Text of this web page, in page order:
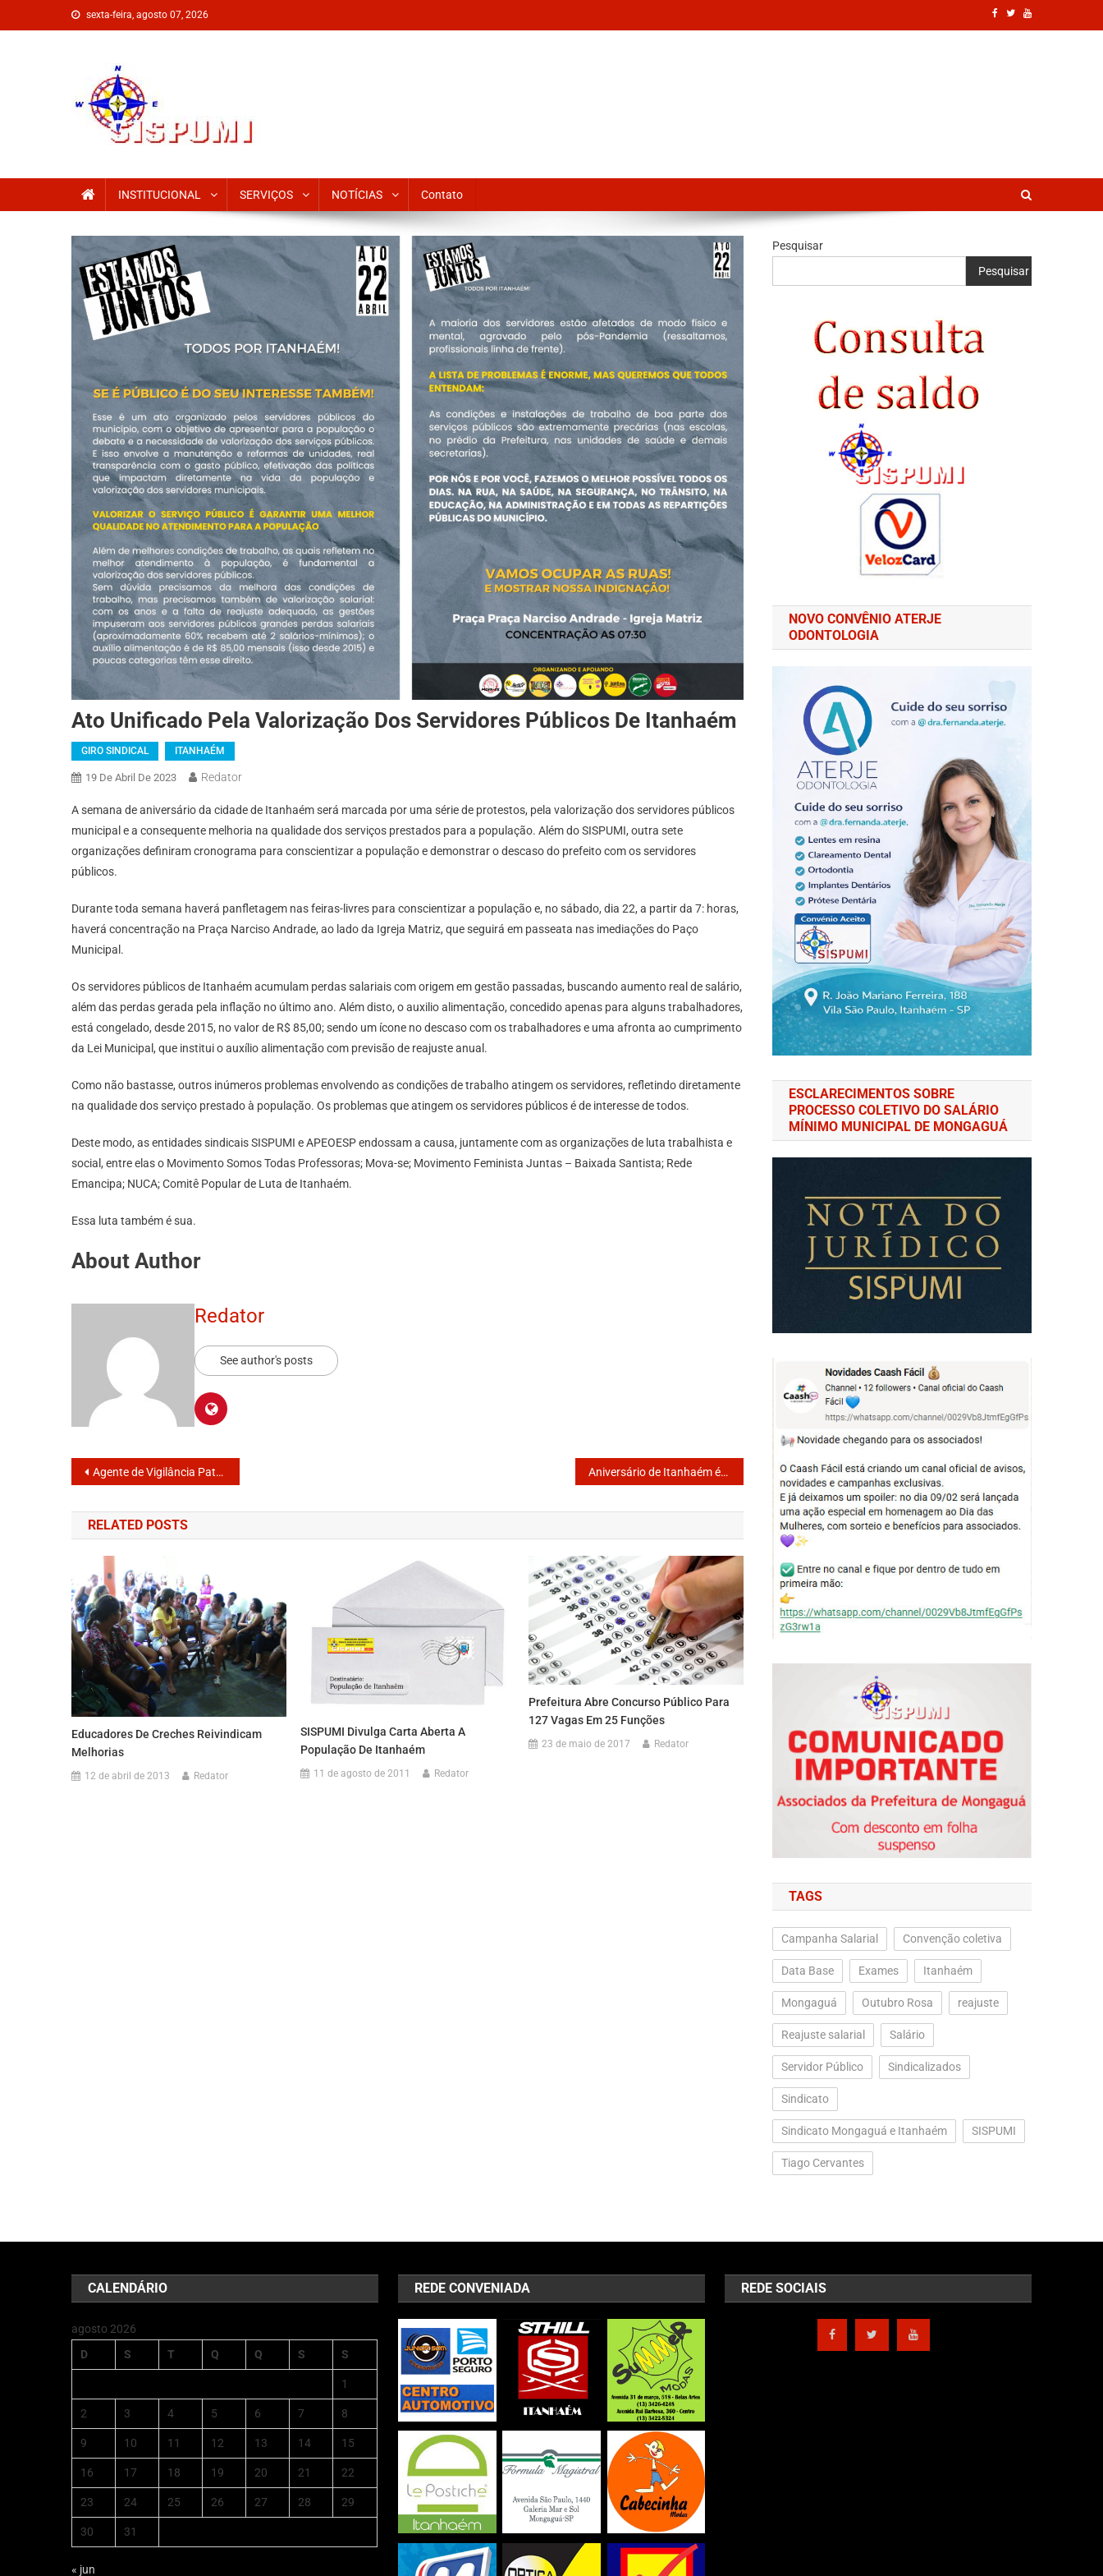
sexta-feira, agosto 07, 2026
INSTITUCIONAL SERVIÇOS NOTÍCIAS Contato
Ato Unificado Pela Valorização Dos Servidores Públicos De Itanhaém
GIRO SINDICAL ITANHAÉM
19 De Abril De 2023 Redator
A semana de aniversário da cidade de Itanhaém será marcada por uma série de protestos, pela valorização dos servidores públicos
municipal e a consequente melhoria na qualidade dos serviços prestados para a população. Além do SISPUMI, outra sete
organizações definiram cronograma para conscientizar a população e demonstrar o descaso do prefeito com os servidores
públicos.
Durante toda semana haverá panfletagem nas feiras-livres para conscientizar a população e, no sábado, dia 22, a partir da 7: horas,
haverá concentração na Praça Narciso Andrade, ao lado da Igreja Matriz, que seguirá em passeata nas imediações do Paço
Municipal.
Os servidores públicos de Itanhaém acumulam perdas salariais com origem em gestão passadas, buscando aumento real de salário,
além das perdas gerada pela inflação no último ano. Além disto, o auxilio alimentação, concedido apenas para alguns trabalhadores,
está congelado, desde 2015, no valor de R$ 85,00; sendo um ícone no descaso com os trabalhadores e uma afronta ao cumprimento
da Lei Municipal, que institui o auxílio alimentação com previsão de reajuste anual.
Como não bastasse, outros inúmeros problemas envolvendo as condições de trabalho atingem os servidores, refletindo diretamente
na qualidade dos serviço prestado à população. Os problemas que atingem os servidores públicos é de interesse de todos.
Deste modo, as entidades sindicais SISPUMI e APEOESP endossam a causa, juntamente com as organizações de luta trabalhista e
social, entre elas o Movimento Somos Todas Professoras; Mova-se; Movimento Feminista Juntas – Baixada Santista; Rede
Emancipa; NUCA; Comitê Popular de Luta de Itanhaém.
Essa luta também é sua.
About Author
Redator
See author's posts
Agente de Vigilância Patrimonial cobra da prefeitura andamento de reivindicações não cumpridas Aniversário de Itanhaém é marcado por protesto dos servidores públicos municipal
RELATED POSTS
Educadores De Creches Reivindicam
Melhorias
12 de abril de 2013 Redator
SISPUMI Divulga Carta Aberta A
População De Itanhaém
11 de agosto de 2011 Redator
Prefeitura Abre Concurso Público Para
127 Vagas Em 25 Funções
23 de maio de 2017 Redator
Pesquisar
Pesquisar
NOVO CONVÊNIO ATERJE
ODONTOLOGIA
ESCLARECIMENTOS SOBRE
PROCESSO COLETIVO DO SALÁRIO
MÍNIMO MUNICIPAL DE MONGAGUÁ
TAGS
Campanha Salarial Convenção coletiva
Data Base Exames Itanhaém
Mongaguá Outubro Rosa reajuste
Reajuste salarial Salário
Servidor Público Sindicalizados
Sindicato
Sindicato Mongaguá e Itanhaém SISPUMI
Tiago Cervantes
CALENDÁRIO
agosto 2026
D
S T Q Q S S
1
2 3 4 5 6 7 8
9 10 11 12 13 14 15
16 17 18 19 20 21 22
23 24 25 26 27 28 29
30 31
« jun
REDE CONVENIADA REDE SOCIAIS